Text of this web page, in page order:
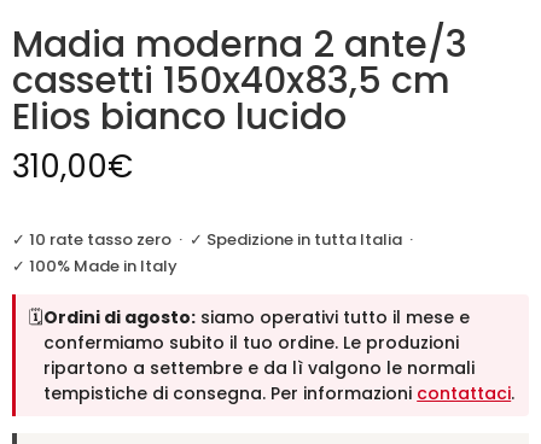
Madia moderna 2 ante/3
cassetti 150x40x83,5 cm
Elios bianco lucido
310,00€
✓ 10 rate tasso zero · ✓ Spedizione in tutta Italia ·
✓ 100% Made in Italy
🗓️Ordini di agosto: siamo operativi tutto il mese e
confermiamo subito il tuo ordine. Le produzioni
ripartono a settembre e da lì valgono le normali
tempistiche di consegna. Per informazioni contattaci.